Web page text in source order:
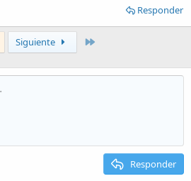
Responder
Siguiente
Responder